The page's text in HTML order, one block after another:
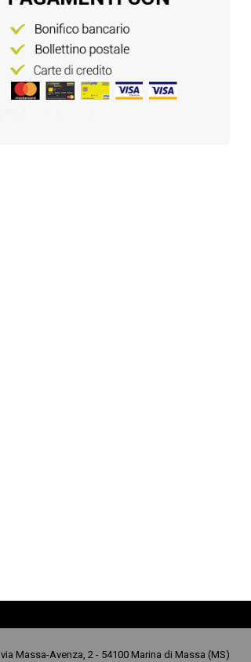
via Massa-Avenza, 2 - 54100 Marina di Massa (MS)